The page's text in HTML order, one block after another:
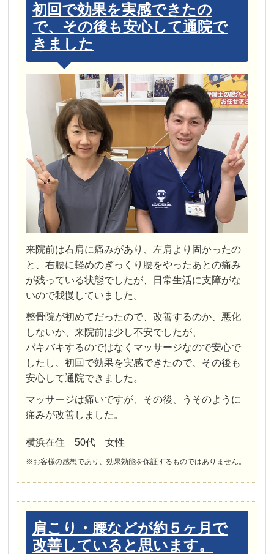
初回で効果を実感できたの
で、その後も安心して通院で
きました
来院前は右肩に痛みがあり、左肩より固かったの
と、右腰に軽めのぎっくり腰をやったあとの痛み
が残っている状態でしたが、日常生活に支障がな
いので我慢していました。
整骨院が初めてだったので、改善するのか、悪化
しないか、来院前は少し不安でしたが、
バキバキするのではなくマッサージなので安心で
したし、初回で効果を実感できたので、その後も
安心して通院できました。
マッサージは痛いですが、その後、うそのように
痛みが改善しました。
横浜在住 50代 女性
※お客様の感想であり、効果効能を保証するものではありません。
肩こり・腰などが約５ヶ月で
改善していると思います。